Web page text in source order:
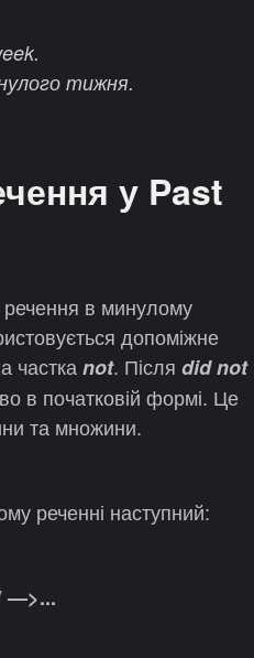
тижня.
у Past
в минулому
допоміжне
частка not. Після did not
в початковій формі. Це
та множини.
реченні наступний:
—>...